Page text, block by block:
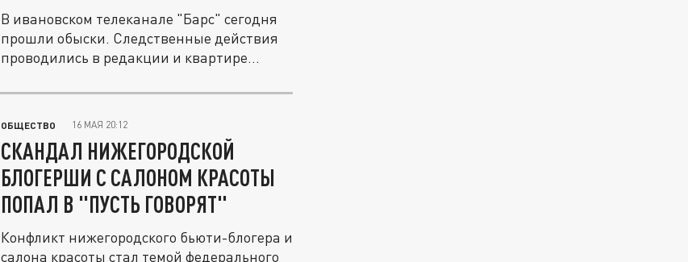
В ивановском телеканале "Барс" сегодня
прошли обыски. Следственные действия
проводились в редакции и квартире...
ОБЩЕСТВО 16 МАЯ 20:12
СКАНДАЛ НИЖЕГОРОДСКОЙ
БЛОГЕРШИ С САЛОНОМ КРАСОТЫ
ПОПАЛ В "ПУСТЬ ГОВОРЯТ"
Конфликт нижегородского бьюти-блогера и
салона красоты стал темой федерального